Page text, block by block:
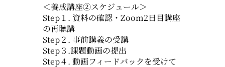
＜養成講座②スケジュール＞
Step１. 資料の確認・Zoom2日目講座
の再聴講
Step２. 事前講義の受講
Step３.課題動画の提出
Step４. 動画フィードバックを受けて